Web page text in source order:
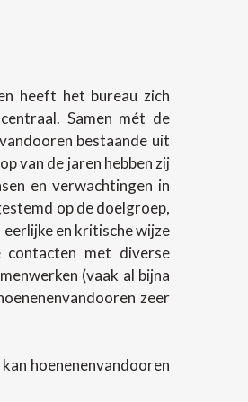
heeft het bureau zich
Samen mét de
bestaande uit
van de jaren hebben zij
en verwachtingen in
op de doelgroep,
en kritische wijze
contacten met diverse
(vaak al bijna
zeer
hoenenenvandooren